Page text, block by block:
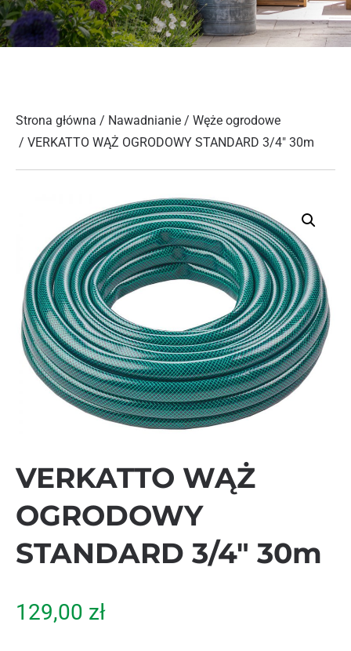
Strona główna / Nawadnianie / Węże ogrodowe
/ VERKATTO WĄŻ OGRODOWY STANDARD 3/4″ 30m
VERKATTO WĄŻ
OGRODOWY
STANDARD 3/4″ 30m
129,00 zł